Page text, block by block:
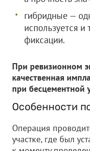
гибридные —
используется и
фиксации.
При ревизионном
качественная
при бесцементной
Особенности
Операция
участке, где был